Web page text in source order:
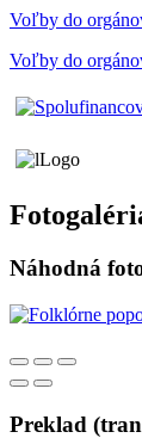
Voľby do
Voľby do
Náhodná
Preklad